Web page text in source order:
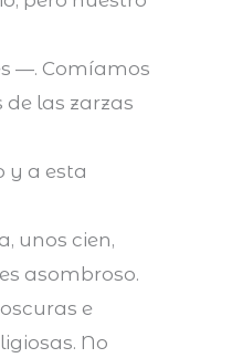
—. Comíamos
las zarzas
y a esta
unos cien,
asombroso.
e
No